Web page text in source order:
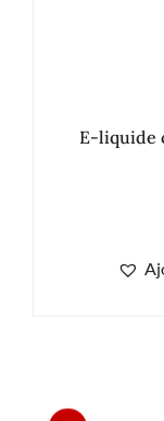
E-liquide